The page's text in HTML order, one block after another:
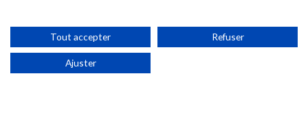
Les avantages d’adhérer à France Biotech
Accès adhérent
Tout accepter Refuser
Ajuster